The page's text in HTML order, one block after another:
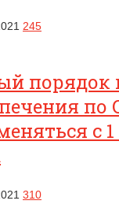
245
порядок
по
с
310